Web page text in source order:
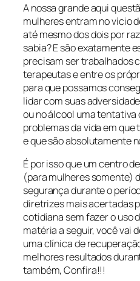
A nossa grande aqui
mulheres entram no vício
até mesmo dos dois por
sabia? E são exatamente
precisam ser trabalhados
terapeutas e entre os
para que possamos
lidar com suas
ou no álcool uma tentativa
problemas da vida em que
e que são absolutamente
É por isso que um centro
(para mulheres somente)
segurança durante o
diretrizes mais acertadas
cotidiana sem fazer o uso
matéria a seguir, você vai
uma clínica de
melhores resultados
também, Confira!!!